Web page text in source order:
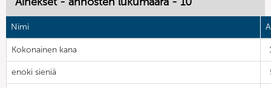
Nimi
Kokonainen kana
enoki sieniä